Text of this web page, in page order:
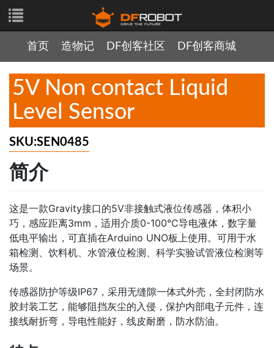
首页 造物记 DF创客社区 DF创客商城
5V Non contact Liquid
Level Sensor
SKU:SEN0485
简介
这是一款Gravity接口的5V非接触式液位传感器，体积小
巧，感应距离3mm，适用介质0-100°C导电液体，数字量
低电平输出，可直插在Arduino UNO板上使用。可用于水
箱检测、饮料机、水管液位检测、科学实验试管液位检测等
场景。
传感器防护等级IP67，采用无缝隙一体式外壳，全封闭防水
胶封装工艺，能够阻挡灰尘的入侵，保护内部电子元件，连
接线耐折弯，导电性能好，线皮耐磨，防水防油。